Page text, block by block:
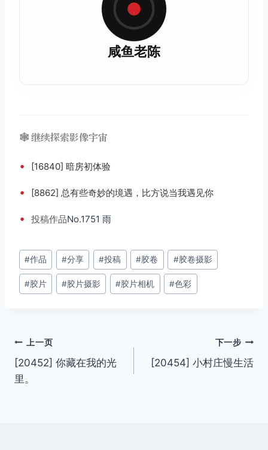
咸鱼老陈
🕸️ 继续探索影像宇宙
• [16840] 暗房初体验
• [8862] 总有些奇妙的境遇，比方说当我遇见你
• 投稿作品No.1751 雨
文
章
标
#作品 #分享 #投稿 #胶卷 #胶卷摄影
#胶片 #胶片摄影 #胶片相机 #色彩
文
章
上一页
[20452] 你藏在我的光
里。
下一步
[20454] 小村庄慢生活